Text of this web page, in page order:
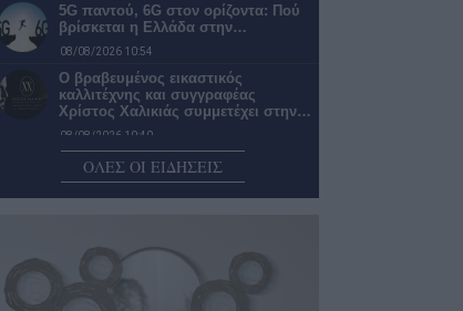
5G παντού, 6G στον ορίζοντα: Πού
βρίσκεται η Ελλάδα στην…
08/08/2026 10:54
Ο βραβευμένος εικαστικός
καλλιτέχνης και συγγραφέας
Χρίστος Χαλικιάς συμμετέχει στην…
08/08/2026 10:40
23α Δημάκεια: Ολοκληρώνονται
σήμερα με τους Αλαμάρειους
Δρόμους, ρίψη λιθαριού…
Κλοπές: «Μαρκάρουν» τα άδεια
σπίτια πριν χτυπήσουν – Σε
επαγρύπνηση…
08/08/2026 09:17
ΟΛΕΣ ΟΙ ΕΙΔΗΣΕΙΣ